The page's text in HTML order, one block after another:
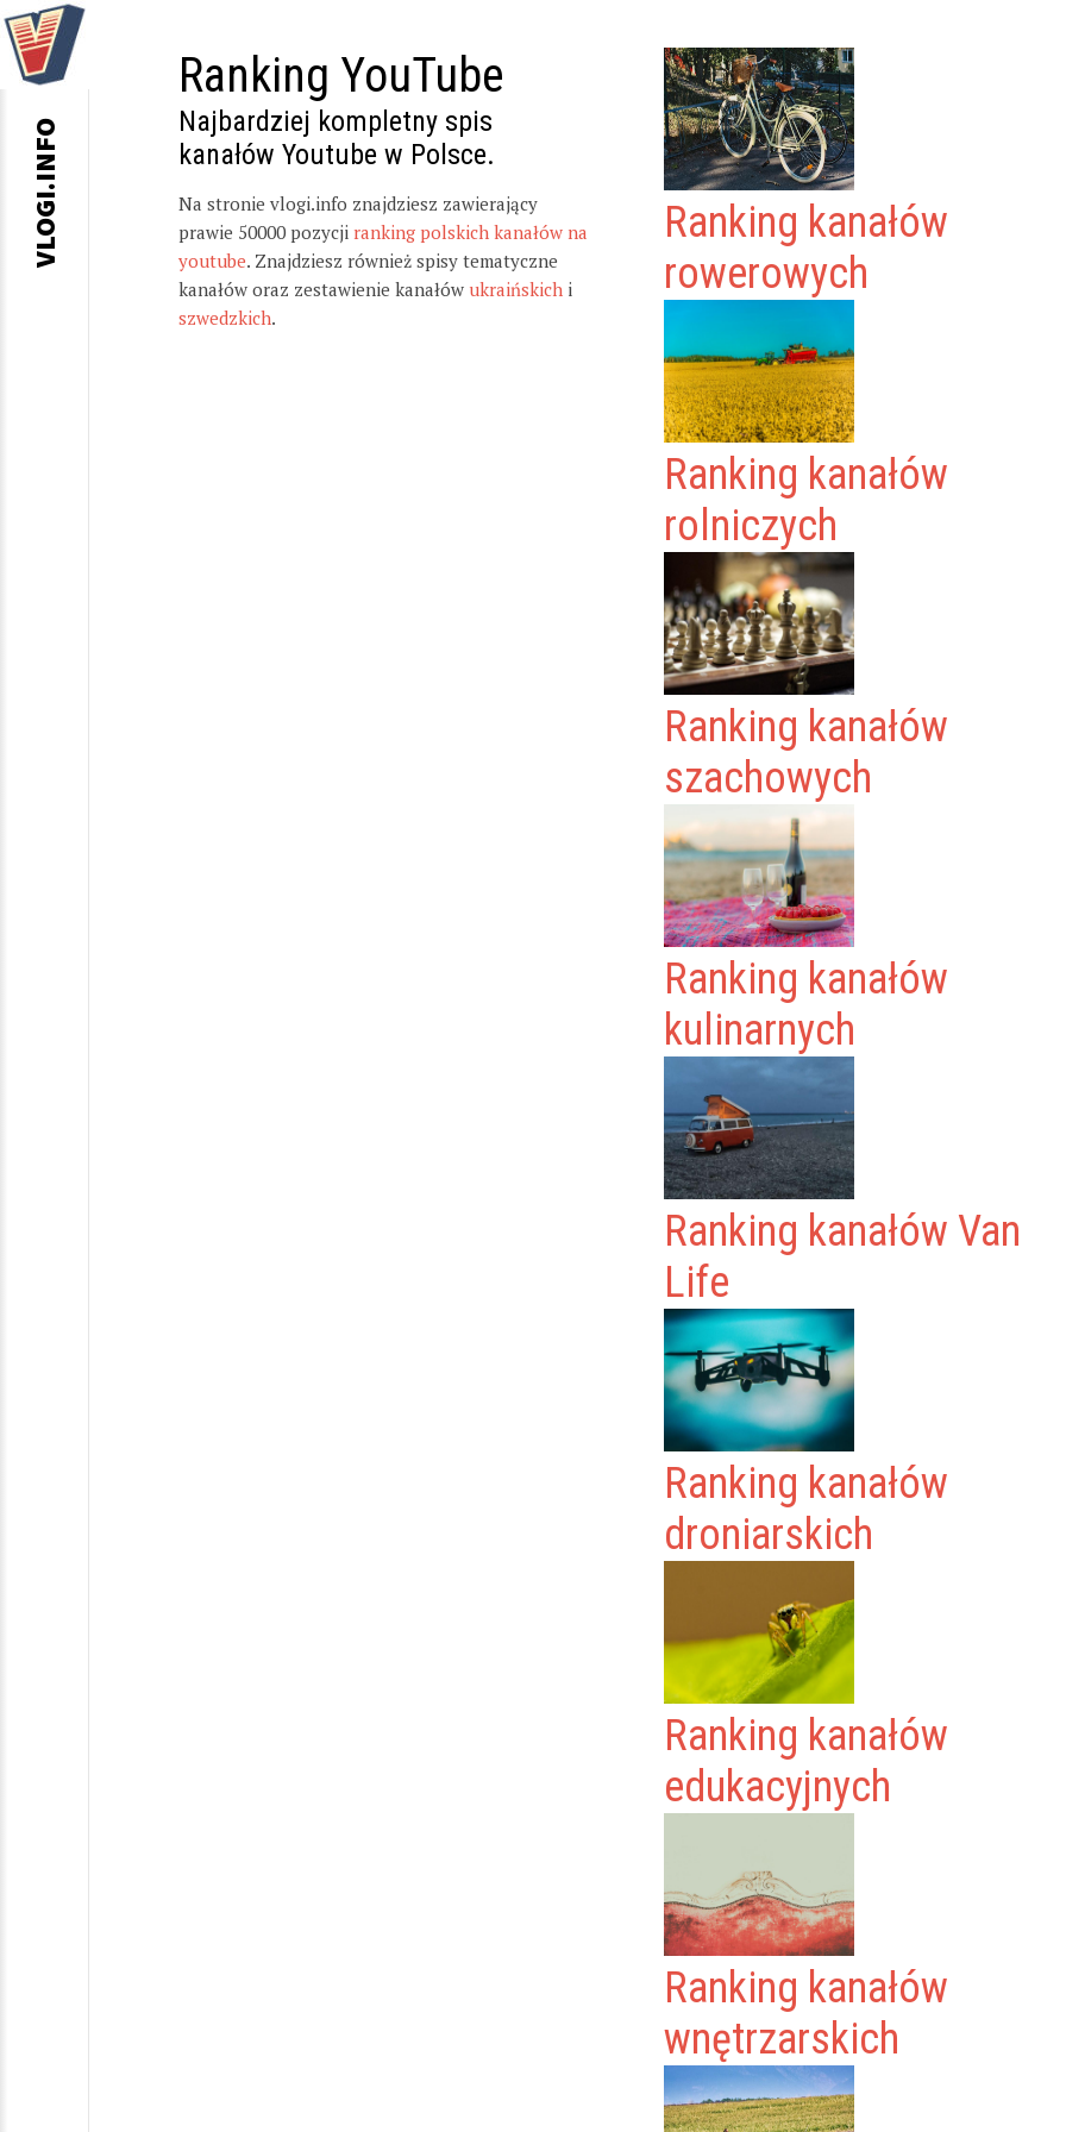
Ranking YouTube
Najbardziej kompletny spis
kanałów Youtube w Polsce.
Na stronie vlogi.info znajdziesz zawierający
prawie 50000 pozycji ranking polskich kanałów na
youtube. Znajdziesz również spisy tematyczne
kanałów oraz zestawienie kanałów ukraińskich i
szwedzkich.
Ranking kanałów
rowerowych
Ranking kanałów
rolniczych
Ranking kanałów
szachowych
Ranking kanałów
kulinarnych
Ranking kanałów Van
Life
Ranking kanałów
droniarskich
Ranking kanałów
edukacyjnych
Ranking kanałów
wnętrzarskich
VLOGI.INFO